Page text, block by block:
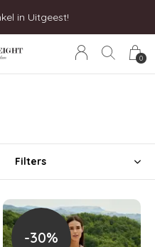
0
in Uitgeest!
Filters
-30%